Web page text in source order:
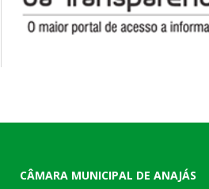
CÂMARA MUNICIPAL DE ANAJÁS